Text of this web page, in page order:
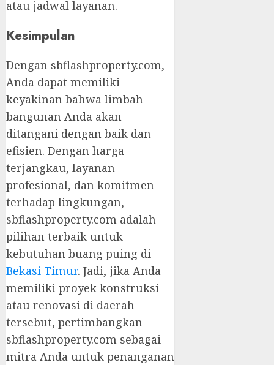
atau jadwal layanan.
Kesimpulan
Dengan sbflashproperty.com,
Anda dapat memiliki
keyakinan bahwa limbah
bangunan Anda akan
ditangani dengan baik dan
efisien. Dengan harga
terjangkau, layanan
profesional, dan komitmen
terhadap lingkungan,
sbflashproperty.com adalah
pilihan terbaik untuk
kebutuhan buang puing di
Bekasi Timur. Jadi, jika Anda
memiliki proyek konstruksi
atau renovasi di daerah
tersebut, pertimbangkan
sbflashproperty.com sebagai
mitra Anda untuk penanganan